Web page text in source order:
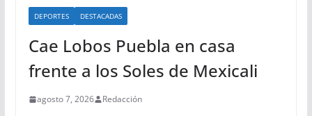
DEPORTES DESTACADAS
Cae Lobos Puebla en casa
frente a los Soles de Mexicali
agosto 7, 2026 Redacción